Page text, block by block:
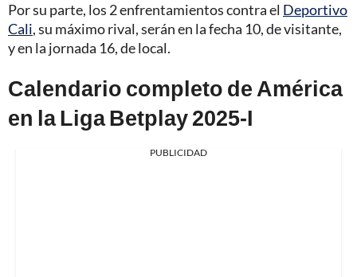
Por su parte, los 2 enfrentamientos contra el Deportivo
Cali, su máximo rival, serán en la fecha 10, de visitante,
y en la jornada 16, de local.
Calendario completo de América
en la Liga Betplay 2025-I
PUBLICIDAD